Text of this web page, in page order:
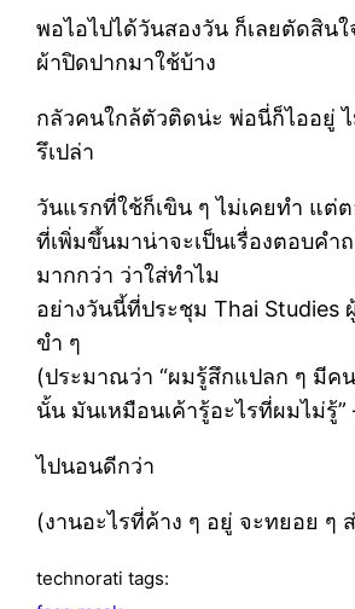
พอไอไปได้วันสองวัน ก็เลยตัดสินใ
ผ้าปิดปากมาใช้บ้าง
กลัวคนใกล้ตัวติดน่ะ พ่อนี่ก็ไออยู่
รึเปล่า
วันแรกที่ใช้ก็เขิน ๆ ไม่เคยทำ แต่
ที่เพิ่มขึ้นมาน่าจะเป็นเรื่องตอบคำ
มากกว่า ว่าใส่ทำไม
อย่างวันนี้ที่ประชุม Thai Studies
ขำ ๆ
(ประมาณว่า “ผมรู้สึกแปลก ๆ มีค
นั้น มันเหมือนเค้ารู้อะไรที่ผมไม่รู้”
ไปนอนดีกว่า
(งานอะไรที่ค้าง ๆ อยู่ จะทยอย ๆ
technorati tags: